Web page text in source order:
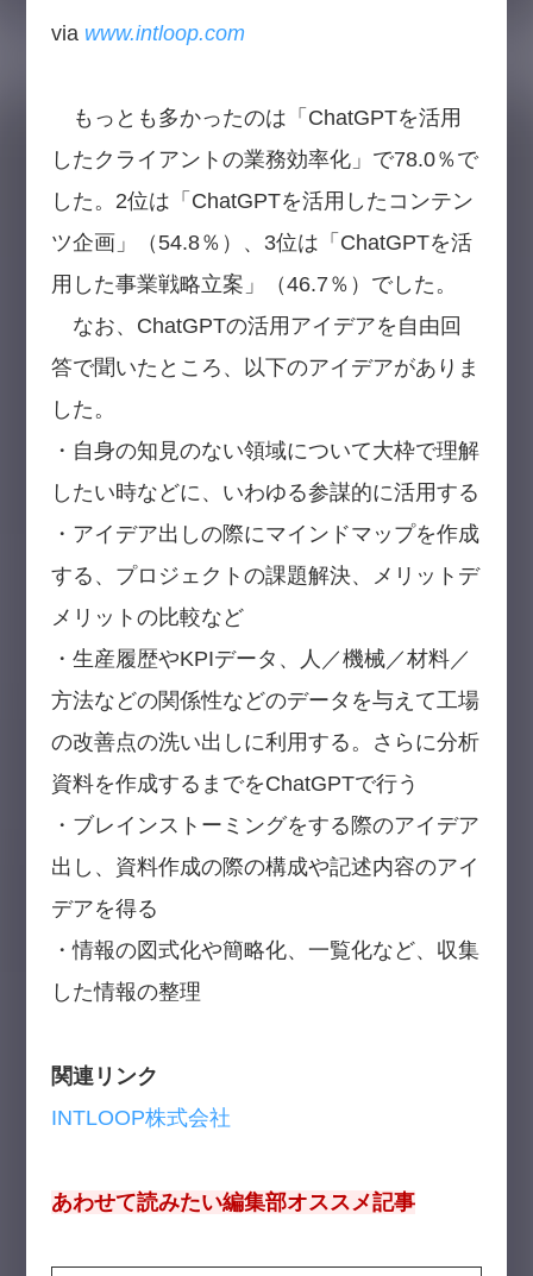
via www.intloop.com
もっとも多かったのは「ChatGPTを活用
したクライアントの業務効率化」で78.0％で
した。2位は「ChatGPTを活用したコンテン
ツ企画」（54.8％）、3位は「ChatGPTを活
用した事業戦略立案」（46.7％）でした。
なお、ChatGPTの活用アイデアを自由回
答で聞いたところ、以下のアイデアがありま
した。
・自身の知見のない領域について大枠で理解
したい時などに、いわゆる参謀的に活用する
・アイデア出しの際にマインドマップを作成
する、プロジェクトの課題解決、メリットデ
メリットの比較など
・生産履歴やKPIデータ、人／機械／材料／
方法などの関係性などのデータを与えて工場
の改善点の洗い出しに利用する。さらに分析
資料を作成するまでをChatGPTで行う
・ブレインストーミングをする際のアイデア
出し、資料作成の際の構成や記述内容のアイ
デアを得る
・情報の図式化や簡略化、一覧化など、収集
した情報の整理
関連リンク
INTLOOP株式会社
あわせて読みたい編集部オススメ記事